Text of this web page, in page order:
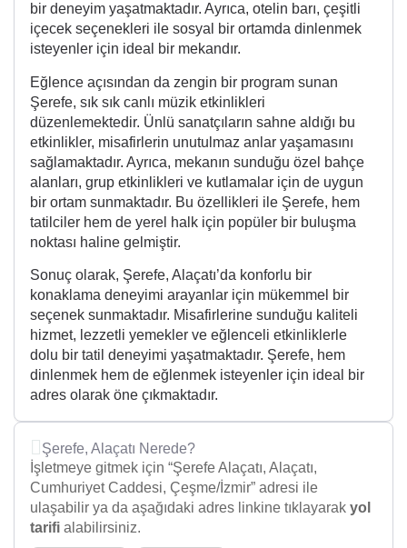
bir deneyim yaşatmaktadır. Ayrıca, otelin barı, çeşitli
içecek seçenekleri ile sosyal bir ortamda dinlenmek
isteyenler için ideal bir mekandır.
Eğlence açısından da zengin bir program sunan
Şerefe, sık sık canlı müzik etkinlikleri
düzenlemektedir. Ünlü sanatçıların sahne aldığı bu
etkinlikler, misafirlerin unutulmaz anlar yaşamasını
sağlamaktadır. Ayrıca, mekanın sunduğu özel bahçe
alanları, grup etkinlikleri ve kutlamalar için de uygun
bir ortam sunmaktadır. Bu özellikleri ile Şerefe, hem
tatilciler hem de yerel halk için popüler bir buluşma
noktası haline gelmiştir.
Sonuç olarak, Şerefe, Alaçatı’da konforlu bir
konaklama deneyimi arayanlar için mükemmel bir
seçenek sunmaktadır. Misafirlerine sunduğu kaliteli
hizmet, lezzetli yemekler ve eğlenceli etkinliklerle
dolu bir tatil deneyimi yaşatmaktadır. Şerefe, hem
dinlenmek hem de eğlenmek isteyenler için ideal bir
adres olarak öne çıkmaktadır.
Şerefe, Alaçatı Nerede?
İşletmeye gitmek için “Şerefe Alaçatı, Alaçatı,
Cumhuriyet Caddesi, Çeşme/İzmir” adresi ile
ulaşabilir ya da aşağıdaki adres linkine tıklayarak yol
tarifi alabilirsiniz.